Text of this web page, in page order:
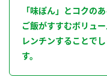
「味ぽん」とコクの
ご飯がすすむボリュ
レンチンすることで
す。